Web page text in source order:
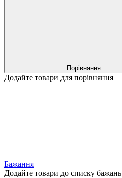
Порівняння
Додайте товари для порівняння
Бажання
Додайте товари до списку бажань